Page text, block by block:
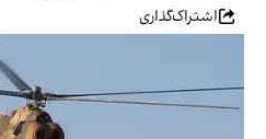
اشتراک‌گذاری